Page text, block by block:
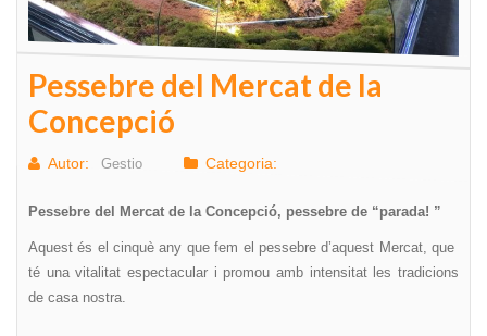
Pessebre del Mercat de la
Concepció
Autor: Gestio Categoria:
Pessebre del Mercat de la Concepció, pessebre de “parada! ”
Aquest és el cinquè any que fem el pessebre d’aquest Mercat, que
té una vitalitat espectacular i promou amb intensitat les tradicions
de casa nostra.